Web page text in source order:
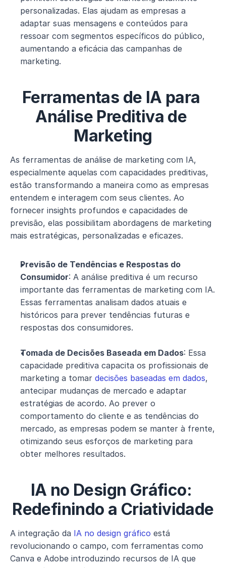
personalizadas. Elas ajudam as empresas a
adaptar suas mensagens e conteúdos para
ressoar com segmentos específicos do público,
aumentando a eficácia das campanhas de
marketing.
Ferramentas de IA para
Análise Preditiva de
Marketing
As ferramentas de análise de marketing com IA,
especialmente aquelas com capacidades preditivas,
estão transformando a maneira como as empresas
entendem e interagem com seus clientes. Ao
fornecer insights profundos e capacidades de
previsão, elas possibilitam abordagens de marketing
mais estratégicas, personalizadas e eficazes.
Previsão de Tendências e Respostas do
Consumidor: A análise preditiva é um recurso
importante das ferramentas de marketing com IA.
Essas ferramentas analisam dados atuais e
históricos para prever tendências futuras e
respostas dos consumidores.
Tomada de Decisões Baseada em Dados: Essa
capacidade preditiva capacita os profissionais de
marketing a tomar decisões baseadas em dados,
antecipar mudanças de mercado e adaptar
estratégias de acordo. Ao prever o
comportamento do cliente e as tendências do
mercado, as empresas podem se manter à frente,
otimizando seus esforços de marketing para
obter melhores resultados.
IA no Design Gráfico:
Redefinindo a Criatividade
A integração da IA no design gráfico está
revolucionando o campo, com ferramentas como
Canva e Adobe introduzindo recursos de IA que